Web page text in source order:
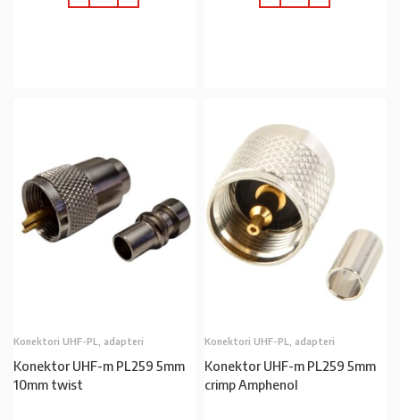
Konektori UHF-PL, adapteri
Konektor UHF-m PL259 5mm
10mm twist
Konektori UHF-PL, adapteri
Konektor UHF-m PL259 5mm
crimp Amphenol